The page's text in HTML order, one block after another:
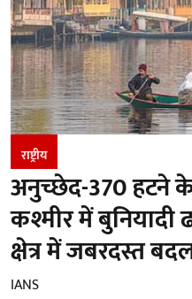
राष्ट्रीय
अनुच्छेद-370 हटने
कश्मीर में बुनियादी
क्षेत्र में जबरदस्त
IANS